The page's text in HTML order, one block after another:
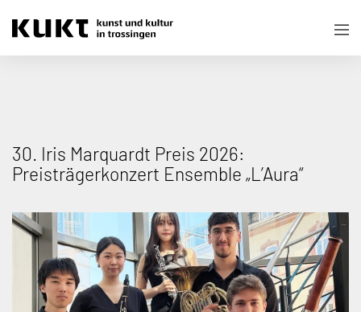
30. Iris Marquardt Preis 2026:
Preisträgerkonzert Ensemble „L’Aura“